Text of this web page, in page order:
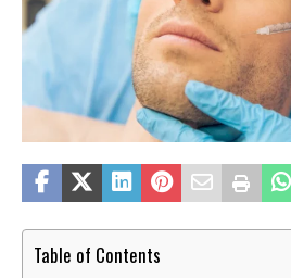
Table of Contents